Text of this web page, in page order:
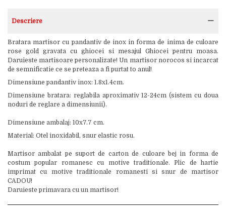
Descriere
Bratara martisor cu pandantiv de inox in forma de inima de culoare
rose gold gravata cu ghiocei si mesajul Ghiocei pentru moasa.
Daruieste martisoare personalizate! Un martisor norocos si incarcat
de semnificatie ce se preteaza a fi purtat to anul!
Dimensiune pandantiv inox: 1.8x1.4cm.
Dimensiune bratara: reglabila aproximativ 12-24cm (sistem cu doua
noduri de reglare a dimensiunii).
Dimensiune ambalaj: 10x7.7 cm.
Material: Otel inoxidabil, snur elastic rosu.
Martisor ambalat pe suport de carton de culoare bej in forma de
costum popular romanesc cu motive traditionale. Plic de hartie
imprimat cu motive traditionale romanesti si snur de martisor
CADOU!
Daruieste primavara cu un martisor!